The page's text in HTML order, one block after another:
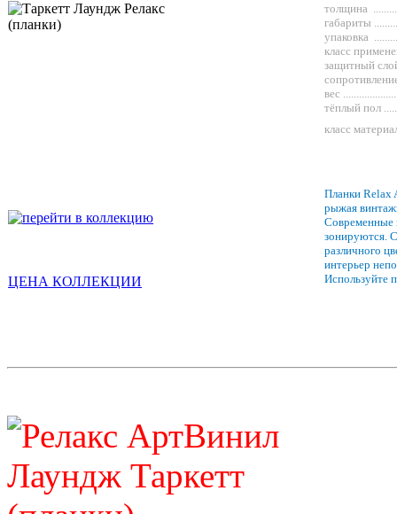
ЦЕНА КОЛЛЕКЦИИ
толщина
габариты
упаковка
класс
защитный
вес
тёплый пол
класс
Планки Relax
рыжая
Современные
зонируются.
различного
интерьер
Используйте